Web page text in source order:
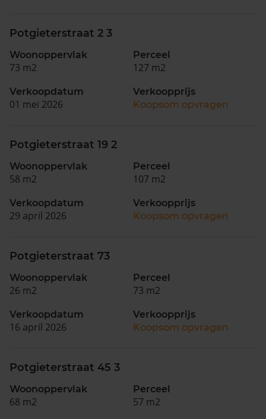
Potgieterstraat 2 3
Woonoppervlak
73 m2
Perceel
127 m2
Verkoopdatum
01 mei 2026
Verkoopprijs
Koopsom opvragen
Potgieterstraat 19 2
Woonoppervlak
58 m2
Perceel
107 m2
Verkoopdatum
29 april 2026
Verkoopprijs
Koopsom opvragen
Potgieterstraat 73
Woonoppervlak
26 m2
Perceel
73 m2
Verkoopdatum
16 april 2026
Verkoopprijs
Koopsom opvragen
Potgieterstraat 45 3
Woonoppervlak
68 m2
Perceel
57 m2